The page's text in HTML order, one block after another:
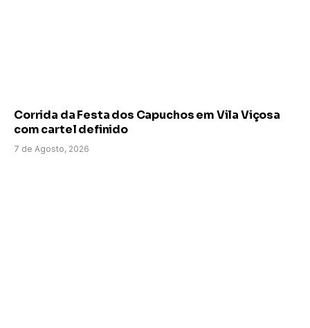
Corrida da Festa dos Capuchos em Vila Viçosa
com cartel definido
7 de Agosto, 2026